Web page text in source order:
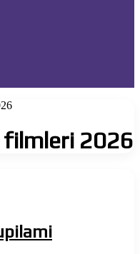
filmleri 2026